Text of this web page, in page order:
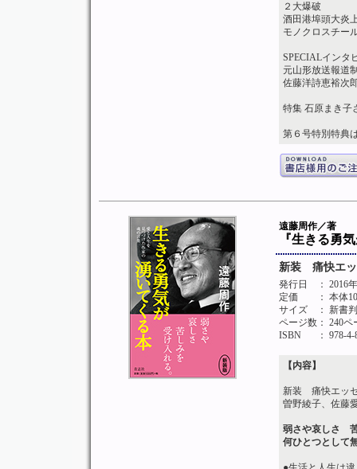
２大爆破
酒田港埠頭大炎
モノクロスチー
SPECIALインタ
元山形放送報道
佐藤洋詩恵裕次
特集 石原まき
第６号特別特典
遠藤周作／著
『生きる勇
新装 痛快エッ
発行日
： 2016
定価
： 本体
サイズ
： 新書判
ページ数： 240ペ
ISBN
： 978-
【内容】
新装 痛快エッ
曽野綾子、佐藤
弱さや哀しさ
何ひとつとして